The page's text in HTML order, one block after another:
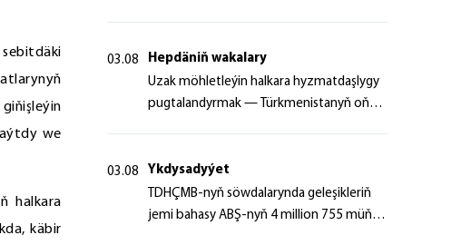
we
halkara
käbir
03.08
Hepdäniň wakalary
Uzak möhletleýin halkara hyzmatdaşlygy
pugtalandyrmak — Türkmenistanyň oňyn
03.08
Ykdysadyýet
TDHÇMB-nyň söwdalarynda geleşikleriň
jemi bahasy ABŞ-nyň 4 million 755 müň